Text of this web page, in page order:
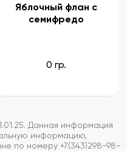
Яблочный флан с
семифредо
0 гр.
Данная информация
информацию,
по номеру +7(343)298-98-